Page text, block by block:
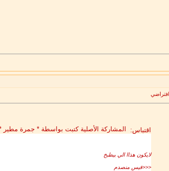
اقتباس: المشاركة الأصلية كتبت بواسطة * جمرة
لايكون هذاا الي بيطبخ
<<<فيس منصدم